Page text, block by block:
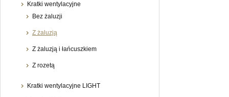
Kratki wentylacyjne
Bez żaluzji
Z żaluzją
Z żaluzją i łańcuszkiem
Z rozetą
Kratki wentylacyjne LIGHT